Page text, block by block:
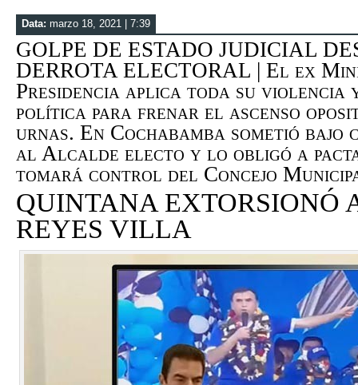
Data: marzo 18, 2021 | 7:39
GOLPE DE ESTADO JUDICIAL
DERROTA ELECTORAL | El ex
Presidencia aplica toda su violencia
política para frenar el ascenso
urnas. En Cochabamba sometió bajo
al Alcalde electo y lo obligó a
tomará control del Concejo
QUINTANA EXTORSIONÓ
REYES VILLA